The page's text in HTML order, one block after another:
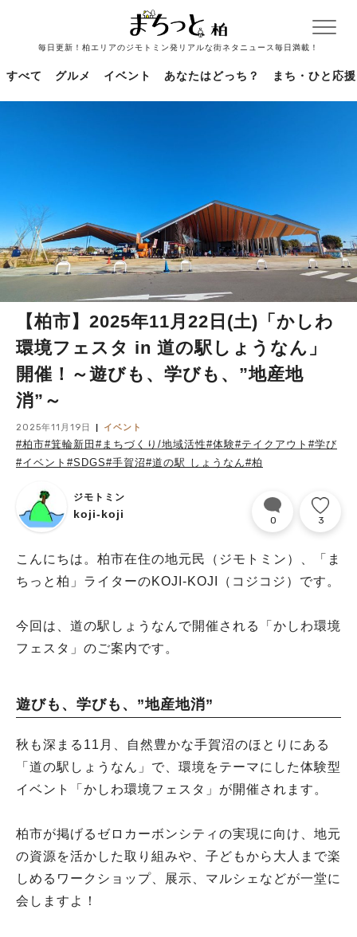
毎日更新！柏エリアのジモトミン発リアルな街ネタニュース毎日満載！
すべて グルメ イベント あなたはどっち？ まち・ひと応援
【柏市】2025年11月22日(土)「かしわ
環境フェスタ in 道の駅しょうなん」
開催！～遊びも、学びも、”地産地
消”～
2025年11月19日 イベント
#柏市#箕輪新田 #まちづくり/地域活性#体験#テイクアウト #学び
#イベント #SDGS#手賀沼#道の駅 しょうなん#柏
ジモトミン
koji-koji 0 3
こんにちは。柏市在住の地元民（ジモトミン）、「ま
ちっと柏」ライターのKOJI-KOJI（コジコジ）です。
今回は、道の駅しょうなんで開催される「かしわ環境
フェスタ」のご案内です。
遊びも、学びも、”地産地消”
秋も深まる11月、自然豊かな手賀沼のほとりにある
「道の駅しょうなん」で、環境をテーマにした体験型
イベント「かしわ環境フェスタ」が開催されます。
柏市が掲げるゼロカーボンシティの実現に向け、地元
の資源を活かした取り組みや、子どもから大人まで楽
しめるワークショップ、展示、マルシェなどが一堂に
会しますよ！